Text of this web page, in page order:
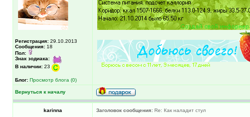
Регистрация: 29.10.2013
Сообщения: 18
Пол:
Знак зодиака:
В наличии: 23
Блог: Просмотр блога (0)
Вернуться к началу
karinna Заголовок сообщения: Re: Как наладит стул